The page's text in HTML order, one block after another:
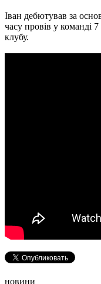
Іван дебютував за
часу провів у команді 7
клубу.
новини